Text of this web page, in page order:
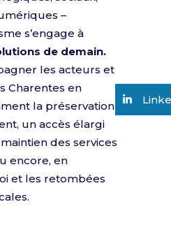
–
s’engage à
de demain.
les acteurs et
Charentes en
la préservation
un accès élargi
des services
encore, en
et les retombées